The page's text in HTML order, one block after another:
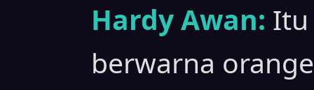
Hardy Awan: Itu
berwarna